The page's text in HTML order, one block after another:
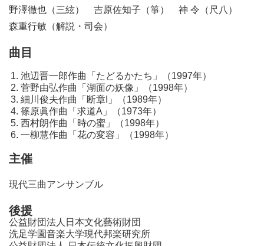
野澤徹也（三絃） 吉原佐知子（箏） 神 令（尺八）
森重行敏（解説・司会）
曲目
池辺晋一郎作曲「たどるかたち」（1997年）
菅野由弘作曲「湖面の妖像」（1998年）
細川俊夫作曲「断章I」（1989年）
篠原眞作曲「求道A」（1973年）
西村朗作曲「時の蜜」（1998年）
一柳慧作曲「花の変容」（1998年）
主催
現代三曲アンサンブル
後援
公益財団法人日本文化藝術財団
洗足学園音楽大学現代邦楽研究所